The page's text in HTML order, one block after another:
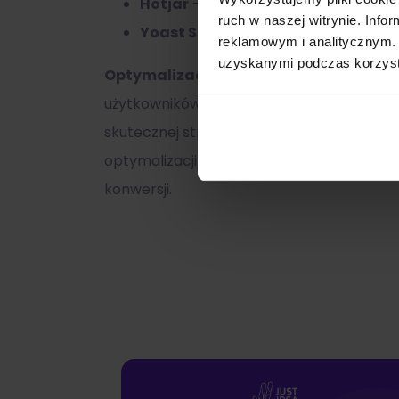
ruch w naszej witrynie.
reklamowym i
uzyskanymi podczas
Yoast SEO (dla
WordPressa –
Optymalizacja strony internetowej
to
użytkowników i osiąganie celów
skutecznej strategii optymalizacyjnej
optymalizacji strony internetowej firmy
konwersji.